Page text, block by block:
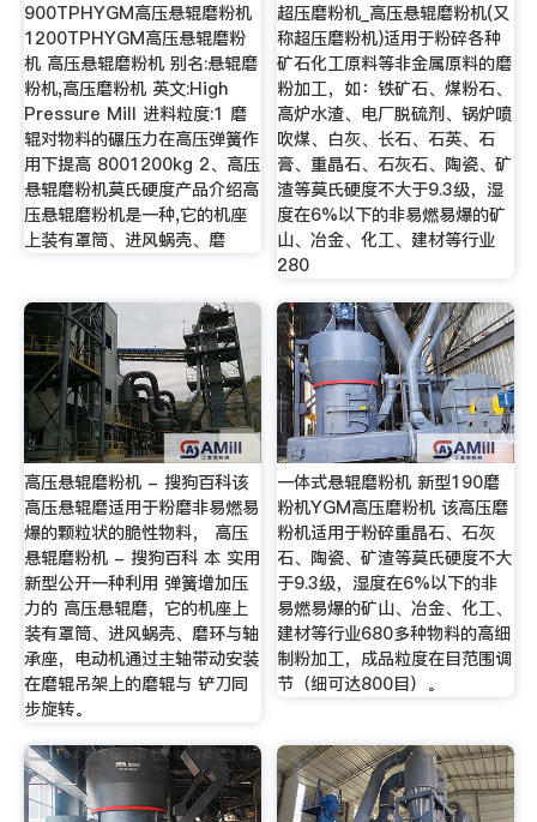
900TPHYGM高压悬辊磨粉机
1200TPHYGM高压悬辊磨粉
机 高压悬辊磨粉机 别名:悬辊磨
粉机,高压磨粉机 英文:High
Pressure Mill 进料粒度:1 磨
辊对物料的碾压力在高压弹簧作
用下提高 8001200kg 2、高压
悬辊磨粉机莫氏硬度产品介绍高
压悬辊磨粉机是一种,它的机座
上装有罩筒、进风蜗壳、磨
超压磨粉机_高压悬辊磨粉机(又
称超压磨粉机)适用于粉碎各种
矿石化工原料等非金属原料的磨
粉加工，如：铁矿石、煤粉石、
高炉水渣、电厂脱硫剂、锅炉喷
吹煤、白灰、长石、石英、石
膏、重晶石、石灰石、陶瓷、矿
渣等莫氏硬度不大于9.3级，湿
度在6%以下的非易燃易爆的矿
山、冶金、化工、建材等行业
280
高压悬辊磨粉机 - 搜狗百科该
高压悬辊磨适用于粉磨非易燃易
爆的颗粒状的脆性物料， 高压
悬辊磨粉机 - 搜狗百科 本 实用
新型公开一种利用 弹簧增加压
力的 高压悬辊磨，它的机座上
装有罩筒、进风蜗壳、磨环与轴
承座，电动机通过主轴带动安装
在磨辊吊架上的磨辊与 铲刀同
步旋转。
一体式悬辊磨粉机 新型190磨
粉机YGM高压磨粉机 该高压磨
粉机适用于粉碎重晶石、石灰
石、陶瓷、矿渣等莫氏硬度不大
于9.3级，湿度在6%以下的非
易燃易爆的矿山、冶金、化工、
建材等行业680多种物料的高细
制粉加工，成品粒度在目范围调
节（细可达800目）。